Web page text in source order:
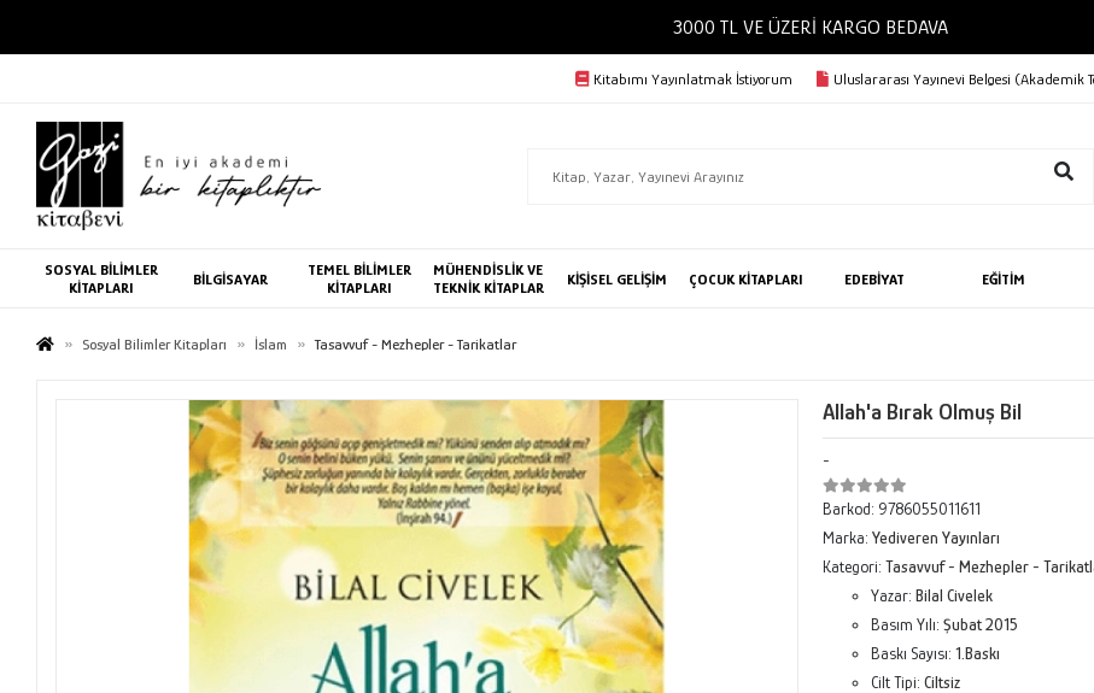
3000 TL VE ÜZERİ KARGO BEDAVA
Kitabımı Yayınlatmak İstiyorum Uluslararası Yayınevi Belgesi (Akademik
SOSYAL BİLİMLER
KİTAPLARI
BİLGİSAYAR
TEMEL BİLİMLER
KİTAPLARI
MÜHENDİSLİK VE
TEKNİK KİTAPLAR
KİŞİSEL GELİŞİM ÇOCUK KİTAPLARI EDEBİYAT EĞİTİM
Sosyal Bilimler Kitapları İslam Tasavvuf - Mezhepler - Tarikatlar
Allah'a Bırak Olmuş Bil
-
Barkod: 9786055011611
Marka: Yediveren Yayınları
Kategori: Tasavvuf - Mezhepler -
Yazar: Bilal Civelek
Basım Yılı: Şubat 2015
Baskı Sayısı: 1.Baskı
Cilt Tipi: Ciltsiz